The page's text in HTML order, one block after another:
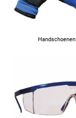
Handschoenen